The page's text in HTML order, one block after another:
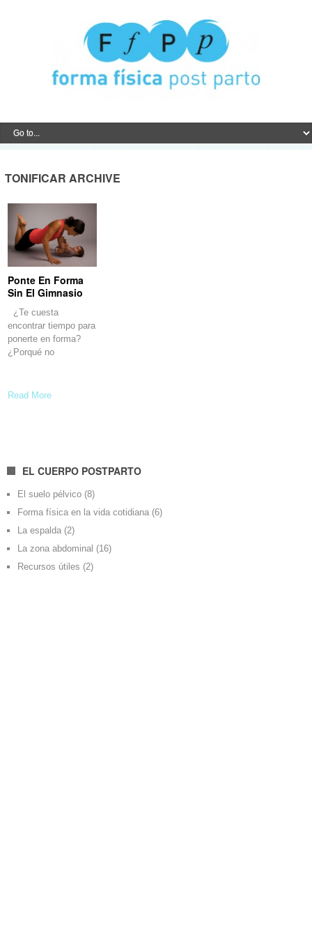
TONIFICAR ARCHIVE
Ponte En Forma
Sin El Gimnasio
¿Te cuesta
encontrar tiempo para
ponerte en forma?
¿Porqué no
Read More
EL CUERPO POSTPARTO
El suelo pélvico (8)
Forma física en la vida cotidiana (6)
La espalda (2)
La zona abdominal (16)
Recursos útiles (2)